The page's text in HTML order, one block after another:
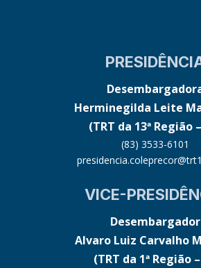
Herminegilda Leite
(TRT da 13ª Região
(83) 3533-6101
VICE-
Desembargador
Alvaro Luiz Carvalho
(TRT da 1ª Região –